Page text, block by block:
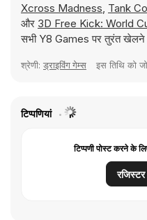
Xcross Madness, Tank
और 3D Free Kick: World
सभी Y8 Games पर तुरंत खेलने
श्रेणी: ड्राइविंग गेम्स इस तिथि को
टिप्पणियां
टिप्पणी पोस्ट करने के
रजिस्टर